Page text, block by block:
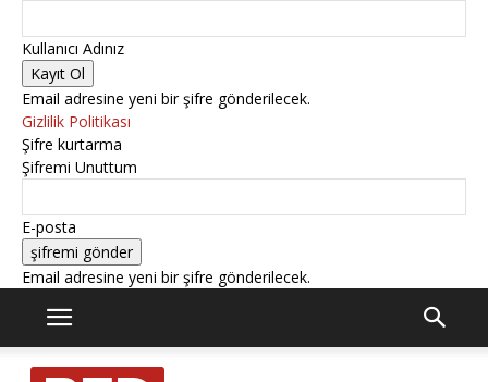
Kullanıcı Adınız
Email adresine yeni bir şifre gönderilecek.
Gizlilik Politikası
Şifre kurtarma
Şifremi Unuttum
E-posta
Email adresine yeni bir şifre gönderilecek.